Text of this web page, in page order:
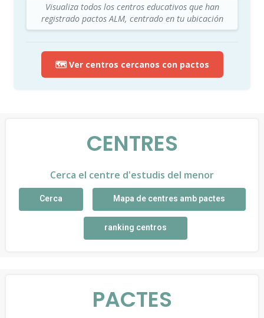
Visualiza todos los centros educativos que han
registrado pactos ALM, centrado en tu ubicación
🗺️ Ver centros cercanos con pactos
CENTRES
Cerca el centre d'estudis del menor
Cerca Mapa de centres amb pactes
ranking centros
PACTES